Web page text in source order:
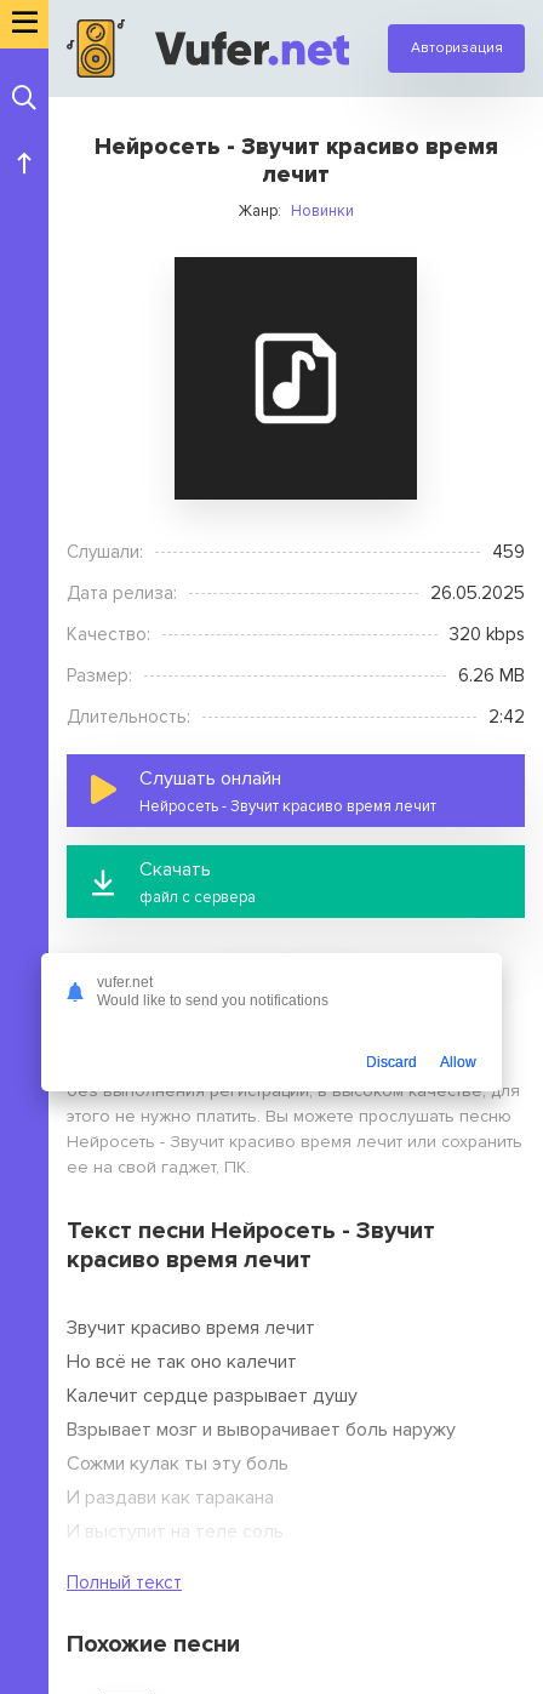
Авторизация
Нейросеть - Звучит красиво время
лечит
Жанр: Новинки
Слушали:
459
Дата релиза:
26.05.2025
Качество:
320 kbps
Размер:
6.26 MB
Длительность:
2:42
Слушать онлайн
Нейросеть - Звучит красиво время лечит
Скачать
файл с сервера
Нейросеть - Звучит красиво время лечит бесплатно
без выполнения регистрации, в высоком качестве, для
этого не нужно платить. Вы можете прослушать песню
Нейросеть - Звучит красиво время лечит или сохранить
ее на свой гаджет, ПК.
Текст песни Нейросеть - Звучит
красиво время лечит
Звучит красиво время лечит
Но всё не так оно калечит
Калечит сердце разрывает душу
Взрывает мозг и выворачивает боль наружу
Сожми кулак ты эту боль
И раздави как таракана
И выступит на теле соль
Полный текст
Похожие песни
vufer.net
Would like to send you notifications
Discard Allow